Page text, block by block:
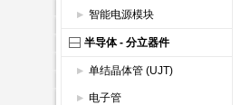
智能电源模块
半导体 - 分立器件
单结晶体管 (UJT)
电子管